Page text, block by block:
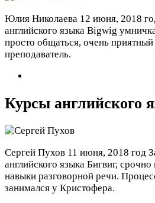
Юлия Николаева 12 июня, 2018
английского языка Bigwig
просто общаться, очень
преподаватель.
Курсы английского
Сергей Пухов 11 июня, 2018 год
английского языка Бигвиг,
навыки разговорной речи.
занимался у Кристофера.